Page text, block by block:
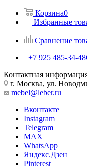
Корзина0
Избранные
Сравнение
+7 925 485-34-48
Контактная
г. Москва, ул.
mebel@leber.ru
Вконтакте
Instagram
Telegram
MAX
WhatsApp
Яндекс.Дзен
Pinterest